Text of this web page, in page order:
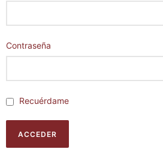
Contraseña
Recuérdame